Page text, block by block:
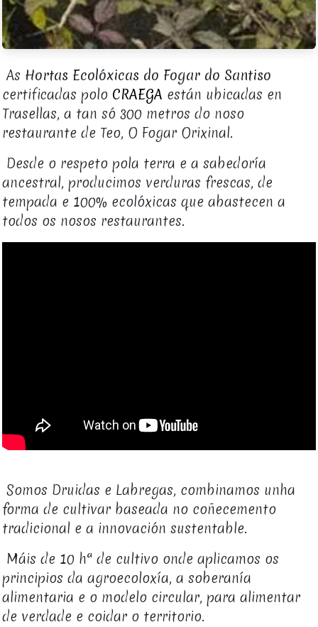
As Hortas Ecolóxicas do Fogar do Santiso
certificadas polo CRAEGA están ubicadas en
Trasellas, a tan só 300 metros do noso
restaurante de Teo, O Fogar Orixinal.
Desde o respeto pola terra e a sabedoría
ancestral, producimos verduras frescas, de
tempada e 100% ecolóxicas que abastecen a
todos os nosos restaurantes.
Somos Druidas e Labregas, combinamos unha
forma de cultivar baseada no coñecemento
tradicional e a innovación sustentable.
Máis de 10 hª de cultivo onde aplicamos os
principios da agroecoloxía, a soberanía
alimentaria e o modelo circular, para alimentar
de verdade e coidar o territorio.